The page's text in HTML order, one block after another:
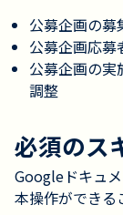
公募企画の募
公募企画応募
公募企画の実
調整
必須のス
Googleドキュ
本操作ができる